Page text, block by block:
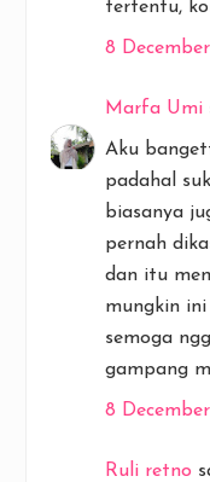
tertentu,
8 December
Marfa Umi
Aku
padahal
biasanya
pernah
dan itu
mungkin ini
semoga
gampang
8
Ruli retno